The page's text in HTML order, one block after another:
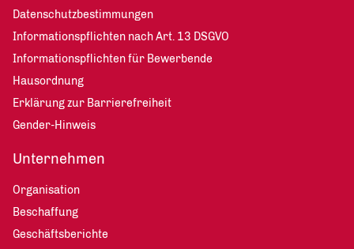
Datenschutzbestimmungen
Informationspflichten nach Art. 13 DSGVO
Informationspflichten für Bewerbende
Hausordnung
Erklärung zur Barrierefreiheit
Gender-Hinweis
Unternehmen
Organisation
Beschaffung
Geschäftsberichte